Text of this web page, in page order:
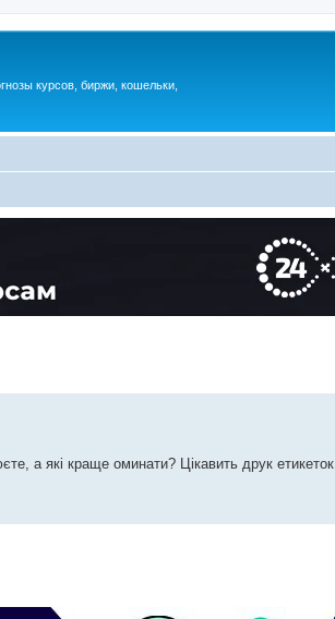
курсов, биржи, кошельки,
а які краще оминати? Цікавить друк етикеток.